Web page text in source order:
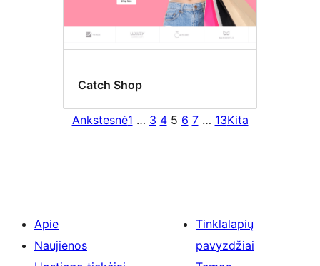
Catch Shop
Ankstesnė1 … 3 4 5 6 7 … 13Kita
Apie
Naujienos
Tinklalapių
pavyzdžiai